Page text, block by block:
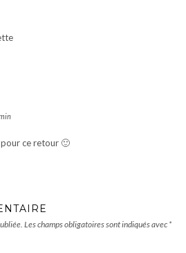
ce retour 🙂
Les champs obligatoires sont indiqués avec *